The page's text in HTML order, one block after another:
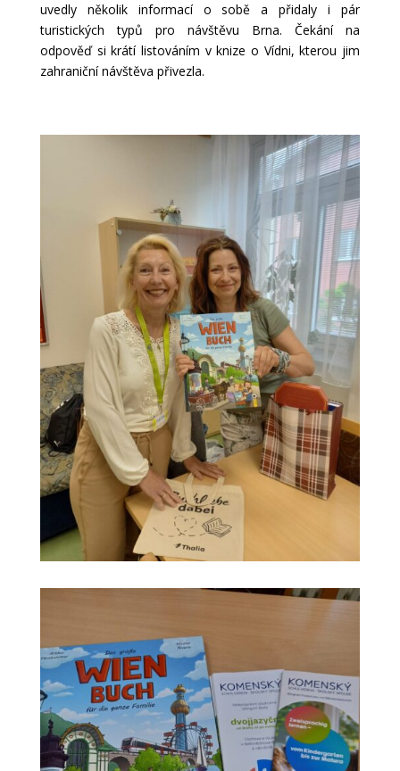
uvedly několik informací o sobě a přidaly i pár
turistických typů pro návštěvu Brna. Čekání na
odpověď si krátí listováním v knize o Vídni, kterou jim
zahraniční návštěva přivezla.